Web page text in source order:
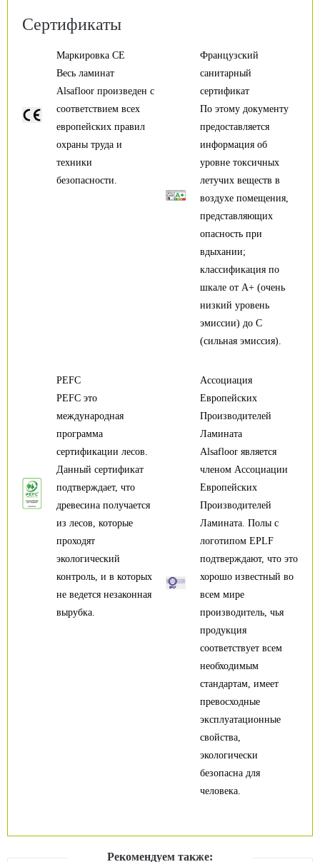
Сертификаты
Французский
санитарный
сертификат
По этому документу
предоставляется
информация об
уровне токсичных
летучих веществ в
воздухе помещения,
представляющих
опасность при
вдыхании;
классификация по
шкале от А+ (очень
низкий уровень
эмиссии) до С
(сильная эмиссия).
Маркировка CE
Весь ламинат
Alsafloor произведен с
соответствием всех
европейских правил
охраны труда и
техники
безопасности.
PEFC
PEFC это
международная
программа
сертификации лесов.
Данный сертификат
подтверждает, что
древесина получается
из лесов, которые
проходят
экологический
контроль, и в которых
не ведется незаконная
вырубка.
Ассоциация
Европейских
Производителей
Ламината
Alsafloor является
членом Ассоциации
Европейских
Производителей
Ламината. Полы с
логотипом EPLF
подтверждают, что это
хорошо известный во
всем мире
производитель, чья
продукция
соответствует всем
необходимым
стандартам, имеет
превосходные
эксплуатационные
свойства,
экологически
безопасна для
человека.
Рекомендуем также: